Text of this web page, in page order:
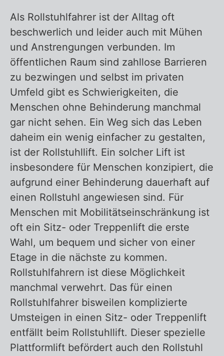
Zurück zur Übersicht – Rollstuhllift
Als Rollstuhlfahrer ist der Alltag oft
beschwerlich und leider auch mit Mühen
und Anstrengungen verbunden. Im
öffentlichen Raum sind zahllose Barrieren
zu bezwingen und selbst im privaten
Umfeld gibt es Schwierigkeiten, die
Menschen ohne Behinderung manchmal
gar nicht sehen. Ein Weg sich das Leben
daheim ein wenig einfacher zu gestalten,
ist der Rollstuhllift. Ein solcher Lift ist
insbesondere für Menschen konzipiert, die
aufgrund einer Behinderung dauerhaft auf
einen Rollstuhl angewiesen sind. Für
Menschen mit Mobilitätseinschränkung ist
oft ein Sitz- oder Treppenlift die erste
Wahl, um bequem und sicher von einer
Etage in die nächste zu kommen.
Rollstuhlfahrern ist diese Möglichkeit
manchmal verwehrt. Das für einen
Rollstuhlfahrer bisweilen komplizierte
Umsteigen in einen Sitz- oder Treppenlift
entfällt beim Rollstuhllift. Dieser spezielle
Plattformlift befördert auch den Rollstuhl